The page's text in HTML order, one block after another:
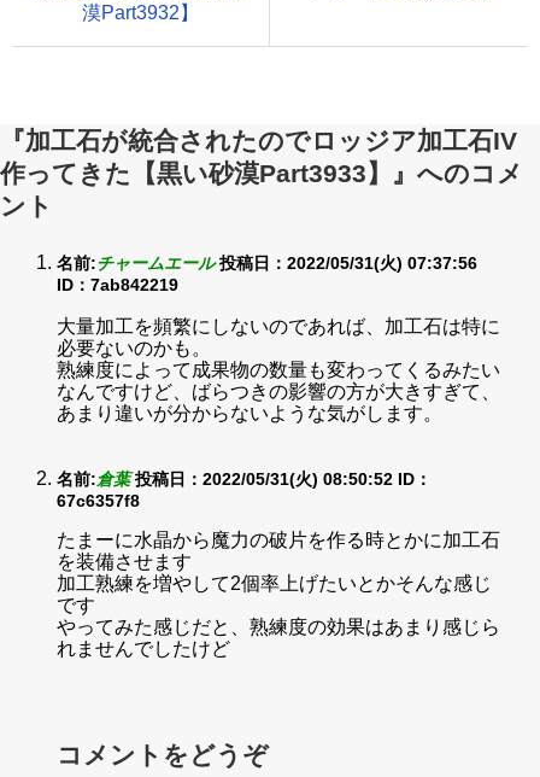
漠Part3932】
『加工石が統合されたのでロッジア加工石IV
作ってきた【黒い砂漠Part3933】』へのコメ
ント
名前:チャームエール 投稿日：2022/05/31(火) 07:37:56
ID：7ab842219
大量加工を頻繁にしないのであれば、加工石は特に
必要ないのかも。
熟練度によって成果物の数量も変わってくるみたい
なんですけど、ばらつきの影響の方が大きすぎて、
あまり違いが分からないような気がします。
名前:倉葉 投稿日：2022/05/31(火) 08:50:52 ID：
67c6357f8
たまーに水晶から魔力の破片を作る時とかに加工石
を装備させます
加工熟練を増やして2個率上げたいとかそんな感じ
です
やってみた感じだと、熟練度の効果はあまり感じら
れませんでしたけど
コメントをどうぞ